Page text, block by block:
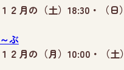
２月の（土）18:30・（日
ぶ
２月の（月）10:00・（土